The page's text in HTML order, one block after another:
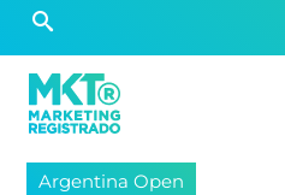
Argentina Open